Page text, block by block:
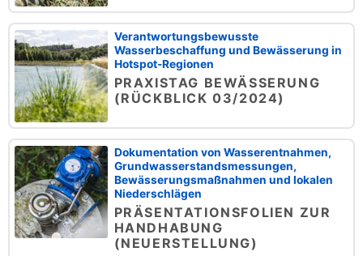
Verantwortungsbewusste
Wasserbeschaffung und Bewässerung in
Hotspot-Regionen
PRAXISTAG BEWÄSSERUNG
(RÜCKBLICK 03/2024)
Dokumentation von Wasserentnahmen,
Grundwasserstandsmessungen,
Bewässerungsmaßnahmen und lokalen
Niederschlägen
PRÄSENTATIONSFOLIEN ZUR
HANDHABUNG
(NEUERSTELLUNG)